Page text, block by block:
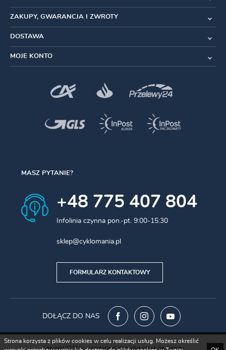
Nakręcany na wentyl
Cena dotyczy 4szt
ZAKUPY, GWARANCJA I ZWROTY
DOSTAWA
MOJE KONTO
MASZ PYTANIE?
+48 775 407 804
Infolinia czynna pon.-pt. 9:00-15:30
sklep@cyklomania.pl
FORMULARZ KONTAKTOWY
DOŁĄCZ DO NAS
Copyright 2020 by cyklomania.pl. Wszystkie prawa zastrzeżone
Strona korzysta z plików cookies w celu realizacji usług. Możesz określić